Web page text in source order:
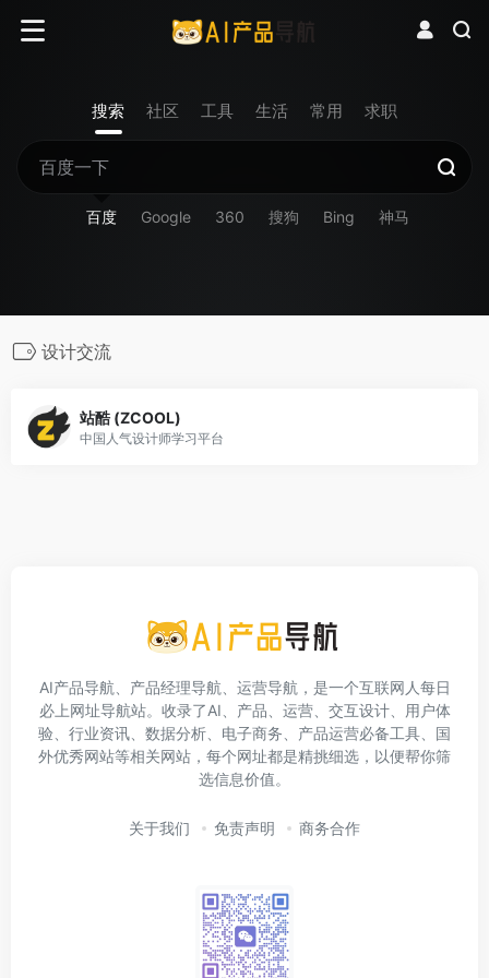
搜索 社区 工具 生活 常用 求职
百度 Google 360 搜狗 Bing 神马
设计交流
站酷 (ZCOOL)
中国人气设计师学习平台
AI产品导航、产品经理导航、运营导航，是一个互联网人每日
必上网址导航站。收录了AI、产品、运营、交互设计、用户体
验、行业资讯、数据分析、电子商务、产品运营必备工具、国
外优秀网站等相关网站，每个网址都是精挑细选，以便帮你筛
选信息价值。
关于我们 免责声明 商务合作